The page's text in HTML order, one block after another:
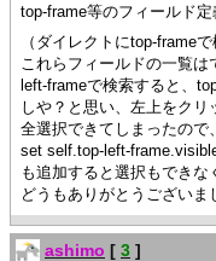
top-frame等のフィールド
（ダイレクトにtop-frame
これらフィールドの一覧
left-frameで検索すると、
しや？と思い、左上をクリ
全選択できてしまったので、
set self.top-left-
も追加すると選択もできな
どうもありがとうございま
ashimo [ 3 ]